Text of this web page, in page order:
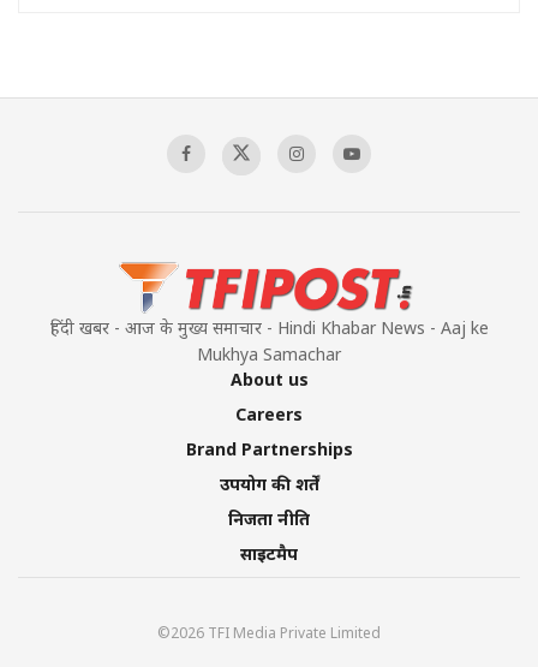
हिंदी खबर - आज के मुख्य समाचार - Hindi Khabar News - Aaj ke
Mukhya Samachar
About us
Careers
Brand Partnerships
उपयोग की शर्तें
निजता नीति
साइटमैप
©2026 TFI Media Private Limited